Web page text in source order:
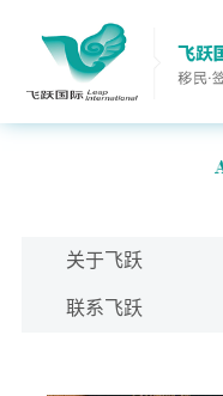
关于飞跃
联系飞跃